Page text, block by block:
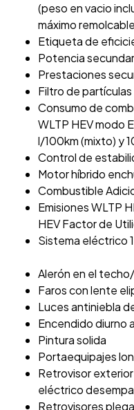
(peso en vacio
máximo
Etiqueta de
Potencia
Prestaciones
Filtro de partículas
Consumo de
WLTP HEV modo
l/100km (mixto) y
Control de
Motor híbrido
Combustible
Emisiones WLTP
HEV Factor de
Sistema eléctrico
Alerón en el
Faros con lente
Luces antiniebla
Encendido diurno
Pintura solida
Portaequipajes
Retrovisor
eléctrico
Retrovisores